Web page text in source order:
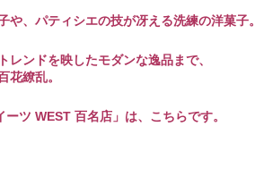
や、パティシエの技が冴える洗練の洋菓子。
レンドを映したモダンな逸品まで、
花繚乱。
ツ WEST 百名店」は、こちらです。